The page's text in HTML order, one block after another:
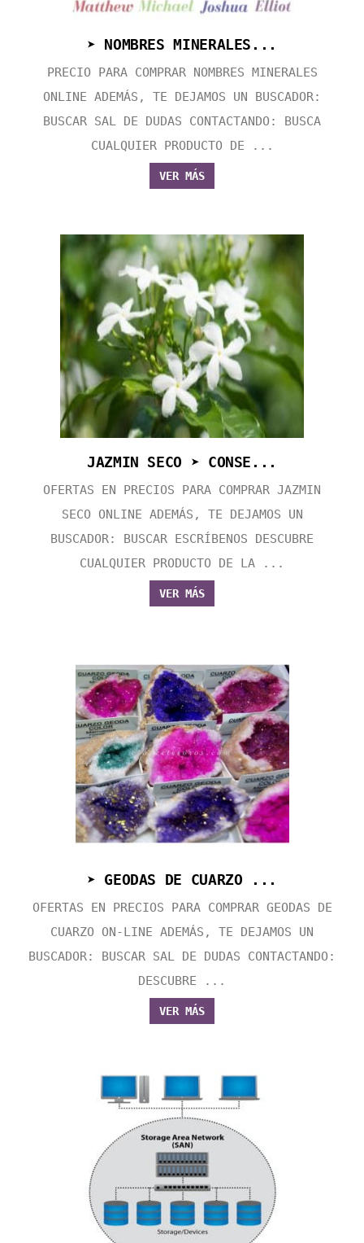
➤ NOMBRES MINERALES...
PRECIO PARA COMPRAR NOMBRES MINERALES
ONLINE ADEMÁS, TE DEJAMOS UN BUSCADOR:
BUSCAR SAL DE DUDAS CONTACTANDO: BUSCA
CUALQUIER PRODUCTO DE ...
VER MÁS
JAZMIN SECO ➤ CONSE...
OFERTAS EN PRECIOS PARA COMPRAR JAZMIN
SECO ONLINE ADEMÁS, TE DEJAMOS UN
BUSCADOR: BUSCAR ESCRÍBENOS DESCUBRE
CUALQUIER PRODUCTO DE LA ...
VER MÁS
➤ GEODAS DE CUARZO ...
OFERTAS EN PRECIOS PARA COMPRAR GEODAS DE
CUARZO ON-LINE ADEMÁS, TE DEJAMOS UN
BUSCADOR: BUSCAR SAL DE DUDAS CONTACTANDO:
DESCUBRE ...
VER MÁS